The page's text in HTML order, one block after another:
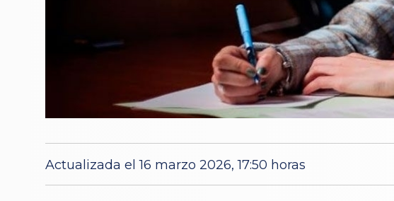
Actualizada el 16 marzo 2026, 17:50 horas